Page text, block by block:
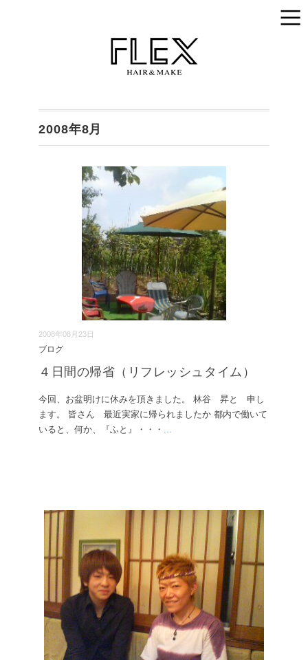
2008年8月
2008年08月23日
ブログ
４日間の帰省（リフレッシュタイム）
今回、お盆明けに休みを頂きました。 林谷 昇と 申し
ます。 皆さん 最近実家に帰られましたか 都内で働いて
いると、何か、『ふと』・・・ ...